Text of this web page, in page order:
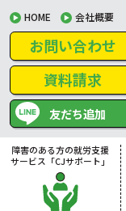
HOME 会社概要
お問い合わせ
資料請求
友だち追加
障害のある方の就労支援
サービス「CJサポート」